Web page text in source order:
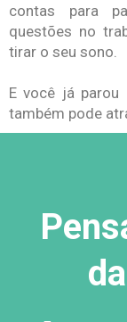
contas para
questões no
tirar o seu sono.
E você já parou
também pode